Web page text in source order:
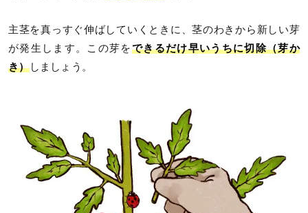
主茎を真っすぐ伸ばしていくときに、茎のわきから新しい芽
が発生します。この芽をできるだけ早いうちに切除（芽か
き）しましょう。